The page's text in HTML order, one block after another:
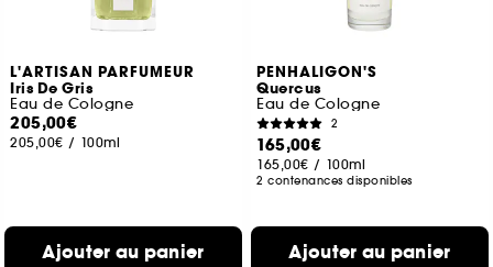
L'ARTISAN PARFUMEUR
Iris De Gris
Eau de Cologne
205,00€
205,00€ / 100ml
Ajouter au panier
PENHALIGON'S
Quercus
Eau de Cologne
2
165,00€
165,00€ / 100ml
2 contenances disponibles
Ajouter au panier